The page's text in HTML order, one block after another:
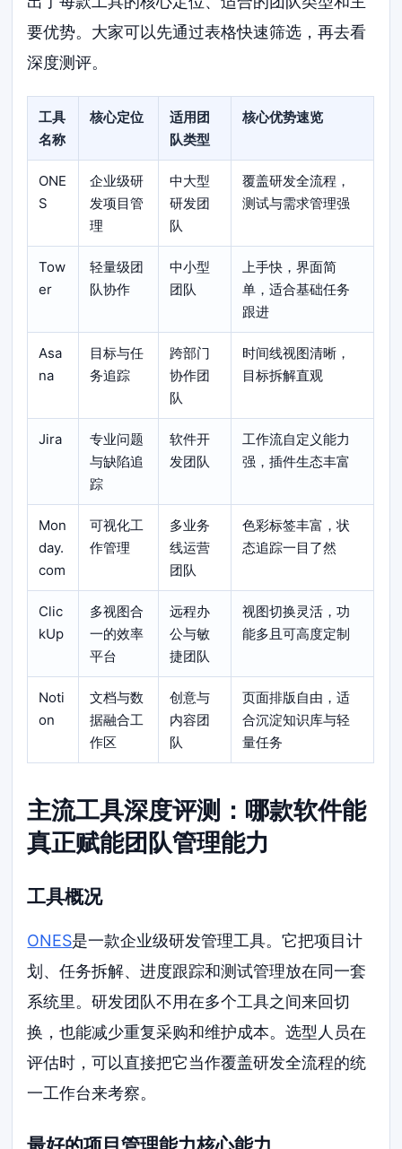
要优势。大家可以先通过表格快速筛选，再去看
深度测评。
工具
名称
核心定位
适用团
队类型
核心优势速览
ONE
S
企业级研
发项目管
理
中大型
研发团
队
覆盖研发全流程，
测试与需求管理强
Tow
er
轻量级团
队协作
中小型
团队
上手快，界面简
单，适合基础任务
跟进
Asa
na
目标与任
务追踪
跨部门
协作团
队
时间线视图清晰，
目标拆解直观
Jira
专业问题
与缺陷追
踪
软件开
发团队
工作流自定义能力
强，插件生态丰富
Mon
day.
com
可视化工
作管理
多业务
线运营
团队
色彩标签丰富，状
态追踪一目了然
Clic
kUp
多视图合
一的效率
平台
远程办
公与敏
捷团队
视图切换灵活，功
能多且可高度定制
Noti
on
文档与数
据融合工
作区
创意与
内容团
队
页面排版自由，适
合沉淀知识库与轻
量任务
主流工具深度评测：哪款软件能
真正赋能团队管理能力
工具概况
ONES是一款企业级研发管理工具。它把项目计
划、任务拆解、进度跟踪和测试管理放在同一套
系统里。研发团队不用在多个工具之间来回切
换，也能减少重复采购和维护成本。选型人员在
评估时，可以直接把它当作覆盖研发全流程的统
一工作台来考察。